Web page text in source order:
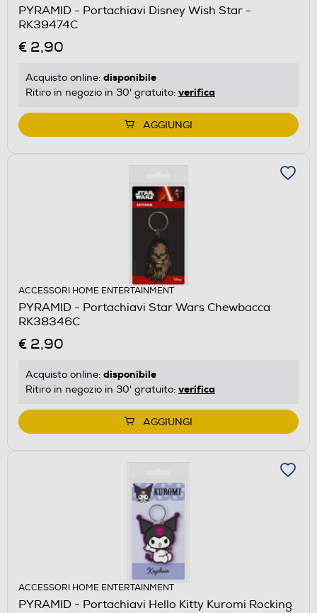
PYRAMID - Portachiavi Disney Wish Star -
RK39474C
€ 2,90
Acquisto online: disponibile
Ritiro in negozio in 30' gratuito: verifica
AGGIUNGI
ACCESSORI HOME ENTERTAINMENT
PYRAMID - Portachiavi Star Wars Chewbacca
RK38346C
€ 2,90
Acquisto online: disponibile
Ritiro in negozio in 30' gratuito: verifica
AGGIUNGI
ACCESSORI HOME ENTERTAINMENT
PYRAMID - Portachiavi Hello Kitty Kuromi Rocking